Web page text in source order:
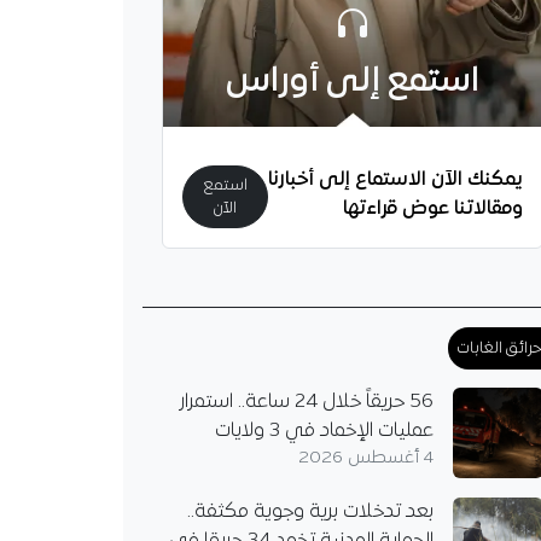
القبائل مركز
والتكوين "محند شريف
تخليدًا لإرث أحد
النادي وخدمة…
استمع إلى أوراس
يمكنك الآن الاستماع إلى أخبارنا
ومقالاتنا عوض قراءتها
استمع
الآن
الغابات
56 حريقاً خلال 24 ساعة.. استمرار
عمليات الإخماد في 3 ولايات
4 أغسطس 2026
بعد تدخلات برية وجوية مكثفة..